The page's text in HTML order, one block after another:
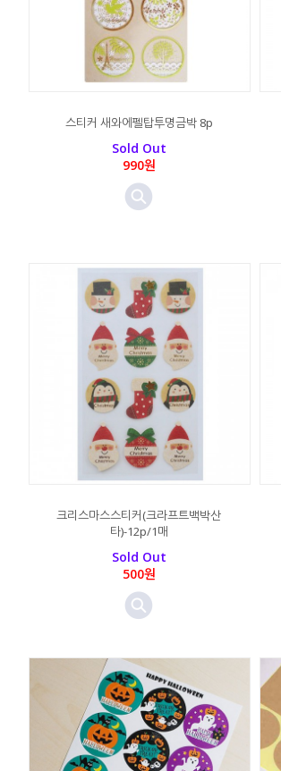
스티커 새와에펠탑투명금박 8p
Sold Out
990원
크리스마스스티커(크라프트백박산
타)-12p/1매
Sold Out
500원